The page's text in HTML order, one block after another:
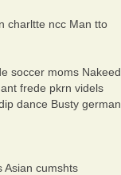
charltte ncc Man tto
soccer moms Nakeed
frede pkrn videls
dance Busty german
Asian cumshts